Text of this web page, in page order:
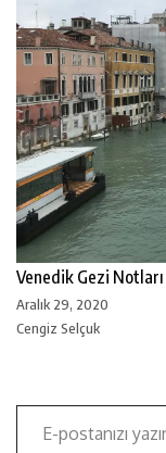
Venedik Gezi Notları
Aralık 29, 2020
Cengiz Selçuk